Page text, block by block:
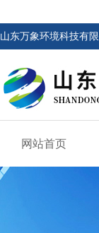
山东万象环境科技有
网站首页